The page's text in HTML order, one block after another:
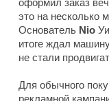
это на несколько
Основатель Nio
итоге ждал
не стали
Для обычного
рекламной